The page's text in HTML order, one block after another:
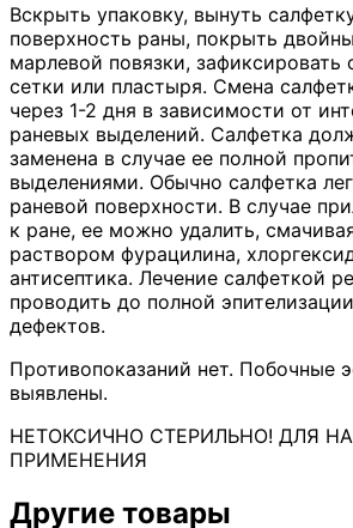
Вскрыть упаковку, вынуть
поверхность раны, покрыть
марлевой повязки,
сетки или пластыря. Смена
через 1-2 дня в зависимости от
раневых выделений. Салфетка
заменена в случае ее полной
выделениями. Обычно салфетка
раневой поверхности. В случае
к ране, ее можно удалить,
раствором фурацилина,
антисептика. Лечение салфеткой
проводить до полной
дефектов.
Противопоказаний нет. Побочные
выявлены.
НЕТОКСИЧНО СТЕРИЛЬНО! ДЛЯ
ПРИМЕНЕНИЯ
Другие товары